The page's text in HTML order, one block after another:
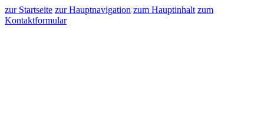
zur Startseite zur Hauptnavigation zum Hauptinhalt zum
Kontaktformular